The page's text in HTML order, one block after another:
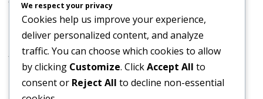
Novembar 2019(2) Oktobar 2019(1)
Septembar 2019(1) Juli 2019(3)
Juni 2019(1) Maj 2019(3)
April 2019(1) Mart 2019(2)
Februar 2019 (2) Januar 2019(3)
We respect your privacy
Cookies help us improve your experience,
deliver personalized content, and analyze
traffic. You can choose which cookies to allow
by clicking Customize. ClickAccept All to
consent or Reject All to decline non-essential